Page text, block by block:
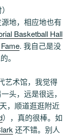
地，相应地也有
Basketball Hall
. 我自己是没
。
艺术馆，我觉得
头，远是很远，
，顺道逛逛附近
），真的很棒。如
还不错。别人